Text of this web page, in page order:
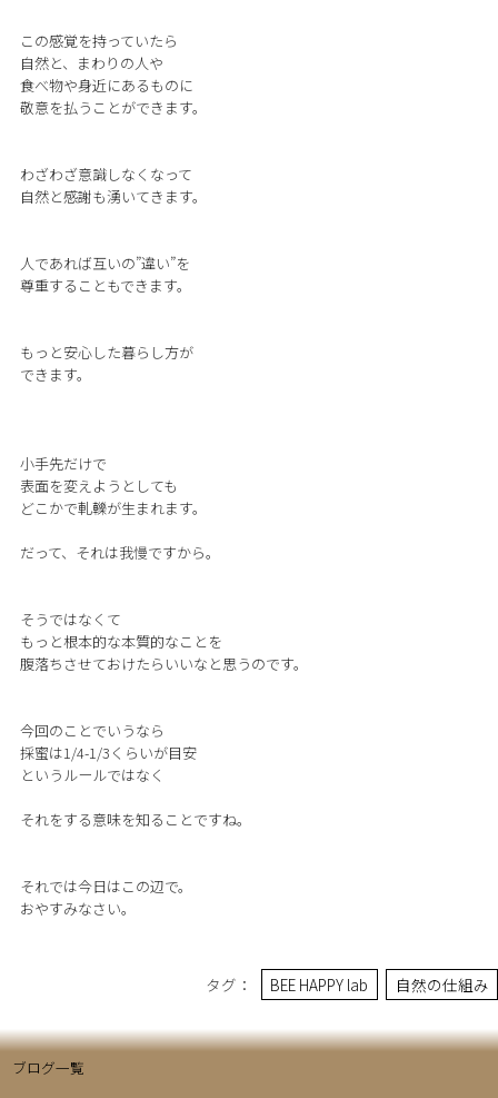
この感覚を持っていたら
自然と、まわりの人や
食べ物や身近にあるものに
敬意を払うことができます。
わざわざ意識しなくなって
自然と感謝も湧いてきます。
人であれば互いの”違い”を
尊重することもできます。
もっと安心した暮らし方が
できます。
小手先だけで
表面を変えようとしても
どこかで軋轢が生まれます。
だって、それは我慢ですから。
そうではなくて
もっと根本的な本質的なことを
腹落ちさせておけたらいいなと思うのです。
今回のことでいうなら
採蜜は1/4-1/3くらいが目安
というルールではなく
それをする意味を知ることですね。
それでは今日はこの辺で。
おやすみなさい。
タグ： BEE HAPPY lab 自然の仕組み
ブログ一覧